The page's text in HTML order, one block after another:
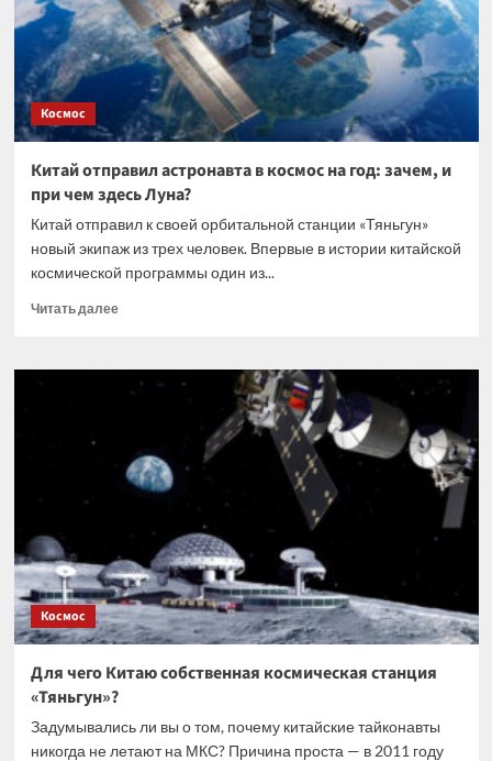
организмов
для
тканевой
инженерии
Космос
Китай отправил астронавта в космос на год: зачем, и
при чем здесь Луна?
Китай отправил к своей орбитальной станции «Тяньгун»
новый экипаж из трех человек. Впервые в истории китайской
космической программы один из...
Читать далееПрочитать
Китай
отправил
космос
на
год:
при
чем
здесь
Луна?
Космос
Для чего Китаю собственная космическая станция
«Тяньгун»?
Задумывались ли вы о том, почему китайские тайконавты
никогда не летают на МКС? Причина проста — в 2011 году